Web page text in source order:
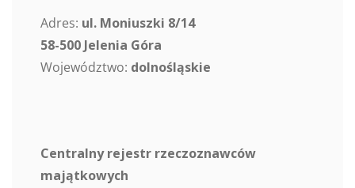
Adres: ul. Moniuszki 8/14
58-500 Jelenia Góra
Województwo: dolnośląskie
Centralny rejestr rzeczoznawców
majątkowych